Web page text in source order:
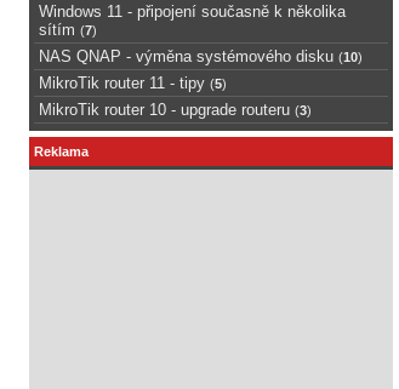
Windows 11 - připojení současně k několika
sítím (7)
NAS QNAP - výměna systémového disku (10)
MikroTik router 11 - tipy (5)
MikroTik router 10 - upgrade routeru (3)
Reklama